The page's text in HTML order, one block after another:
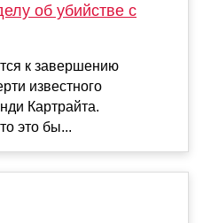
об убийстве с
к завершению
известного
Картрайта.
это бы...